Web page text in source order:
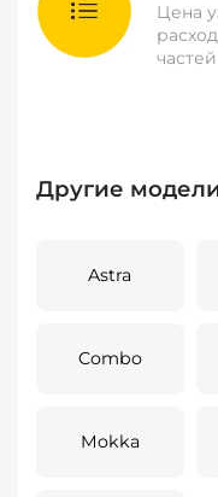
Цена
Другие
Astra
Combo
Mokka